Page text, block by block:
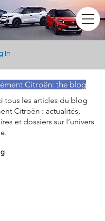
In
Citroën: the blog
tous les articles du blog
Citroën : actualités,
et dossiers sur l’univers